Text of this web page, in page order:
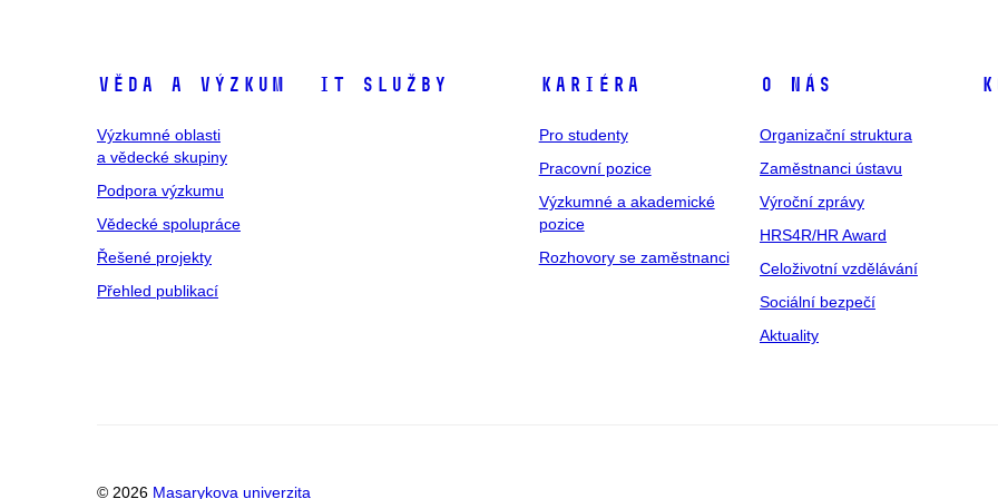
Věda a výzkum
Výzkumné oblasti
a vědecké skupiny
Podpora výzkumu
Vědecké spolupráce
Řešené projekty
Přehled publikací
IT služby Kariéra
Pro studenty
Pracovní pozice
Výzkumné a akademické
pozice
Rozhovory se zaměstnanci
O nás
Organizační struktura
Zaměstnanci ústavu
Výroční zprávy
HRS4R/HR Award
Celoživotní vzdělávání
Sociální bezpečí
Aktuality
© 2026 Masarykova univerzita